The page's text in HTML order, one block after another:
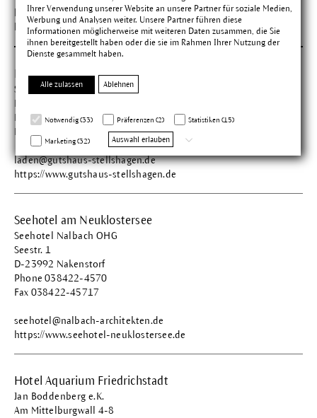
Ihrer Verwendung unserer Website an unsere Partner für soziale Medien,
Werbung und Analysen weiter. Unsere Partner führen diese
Informationen möglicherweise mit weiteren Daten zusammen, die Sie
ihnen bereitgestellt haben oder die sie im Rahmen Ihrer Nutzung der
Dienste gesammelt haben.
Alle zulassen Ablehnen
Notwendig (33) Präferenzen (2) Statistiken (15)
Marketing (32) Auswahl erlauben
landtherme@bleiche.de
https://www.hotel-zur-bleiche.de
Hotel Gutshaus
Stellshagen Cordes e.K.
Lindenstr. 1
D-23948 Stellshagen
Phone 038825-44304
laden@gutshaus-stellshagen.de
https://www.gutshaus-stellshagen.de
Seehotel am Neuklostersee
Seehotel Nalbach OHG
Seestr. 1
D-23992 Nakenstorf
Phone 038422-4570
Fax 038422-45717
seehotel@nalbach-architekten.de
https://www.seehotel-neuklostersee.de
Hotel Aquarium Friedrichstadt
Jan Boddenberg e.K.
Am Mittelburgwall 4-8